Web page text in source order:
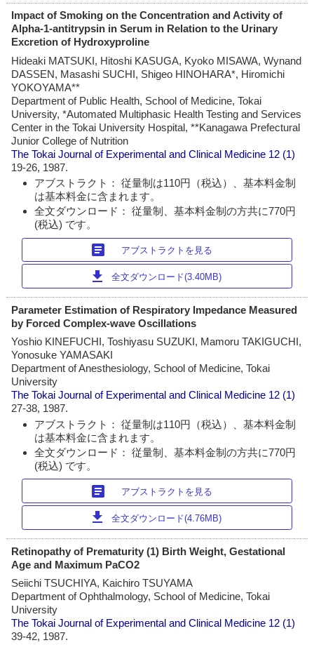
Impact of Smoking on the Concentration and Activity of
Alpha-1-antitrypsin in Serum in Relation to the Urinary
Excretion of Hydroxyproline
Hideaki MATSUKI, Hitoshi KASUGA, Kyoko MISAWA, Wynand
DASSEN, Masashi SUCHI, Shigeo HINOHARA*, Hiromichi
YOKOYAMA**
Department of Public Health, School of Medicine, Tokai
University, *Automated Multiphasic Health Testing and Services
Center in the Tokai University Hospital, **Kanagawa Prefectural
Junior College of Nutrition
The Tokai Journal of Experimental and Clinical Medicine 12 (1)
19-26, 1987.
アブストラクト： 従量制は110円（税込）、基本料金制
は基本料金に含まれます。
全文ダウンロード： 従量制、基本料金制の方共に770円
(税込) です。
article アブストラクトを見る
download 全文ダウンロード(3.40MB)
Parameter Estimation of Respiratory Impedance Measured
by Forced Complex-wave Oscillations
Yoshio KINEFUCHI, Toshiyasu SUZUKI, Mamoru TAKIGUCHI,
Yonosuke YAMASAKI
Department of Anesthesiology, School of Medicine, Tokai
University
The Tokai Journal of Experimental and Clinical Medicine 12 (1)
27-38, 1987.
アブストラクト： 従量制は110円（税込）、基本料金制
は基本料金に含まれます。
全文ダウンロード： 従量制、基本料金制の方共に770円
(税込) です。
article アブストラクトを見る
download 全文ダウンロード(4.76MB)
Retinopathy of Prematurity (1) Birth Weight, Gestational
Age and Maximum PaCO2
Seiichi TSUCHIYA, Kaichiro TSUYAMA
Department of Ophthalmology, School of Medicine, Tokai
University
The Tokai Journal of Experimental and Clinical Medicine 12 (1)
39-42, 1987.